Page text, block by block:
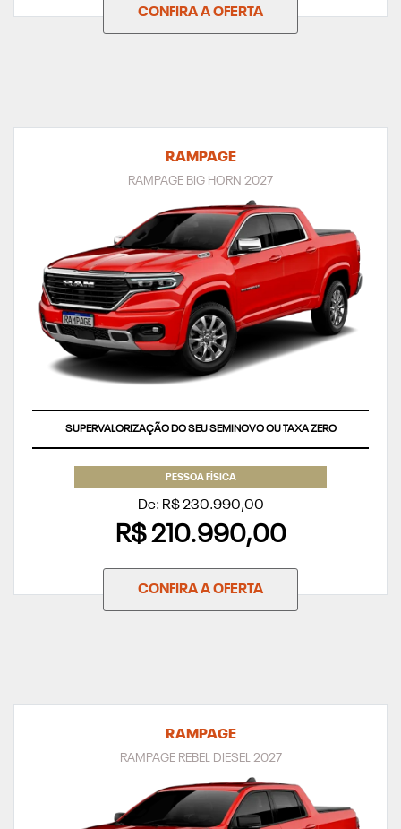
CONFIRA A OFERTA
RAMPAGE
RAMPAGE BIG HORN 2027
SUPERVALORIZAÇÃO DO SEU SEMINOVO OU TAXA ZERO
PESSOA FÍSICA
De: R$ 230.990,00
R$ 210.990,00
CONFIRA A OFERTA
RAMPAGE
RAMPAGE REBEL DIESEL 2027